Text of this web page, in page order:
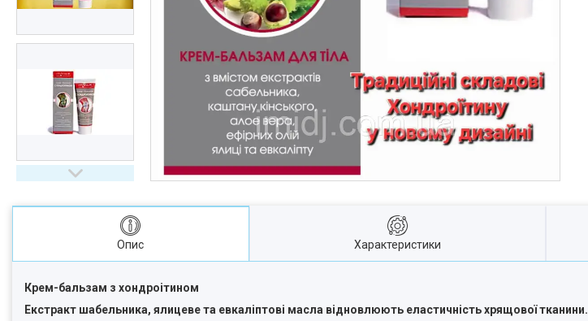
Опис Характеристики
Крем-бальзам з хондроітином
Екстракт шабельника, ялицеве та евкаліптові масла відновлюють еластичність хрящової тканини.